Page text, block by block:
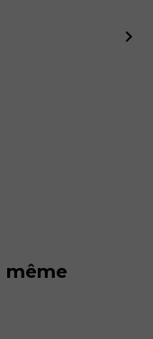

même